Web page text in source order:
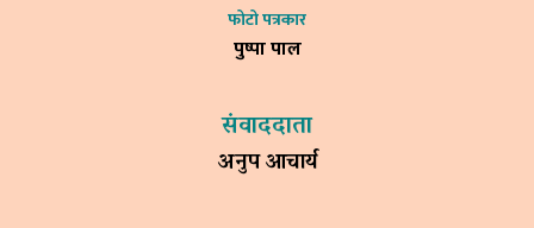
फोटो पत्रकार
पुष्पा पाल
संवाददाता
अनुप आचार्य